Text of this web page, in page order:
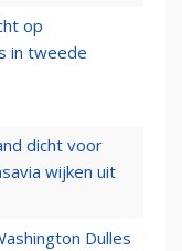
op
in tweede
dicht voor
wijken uit
Dulles